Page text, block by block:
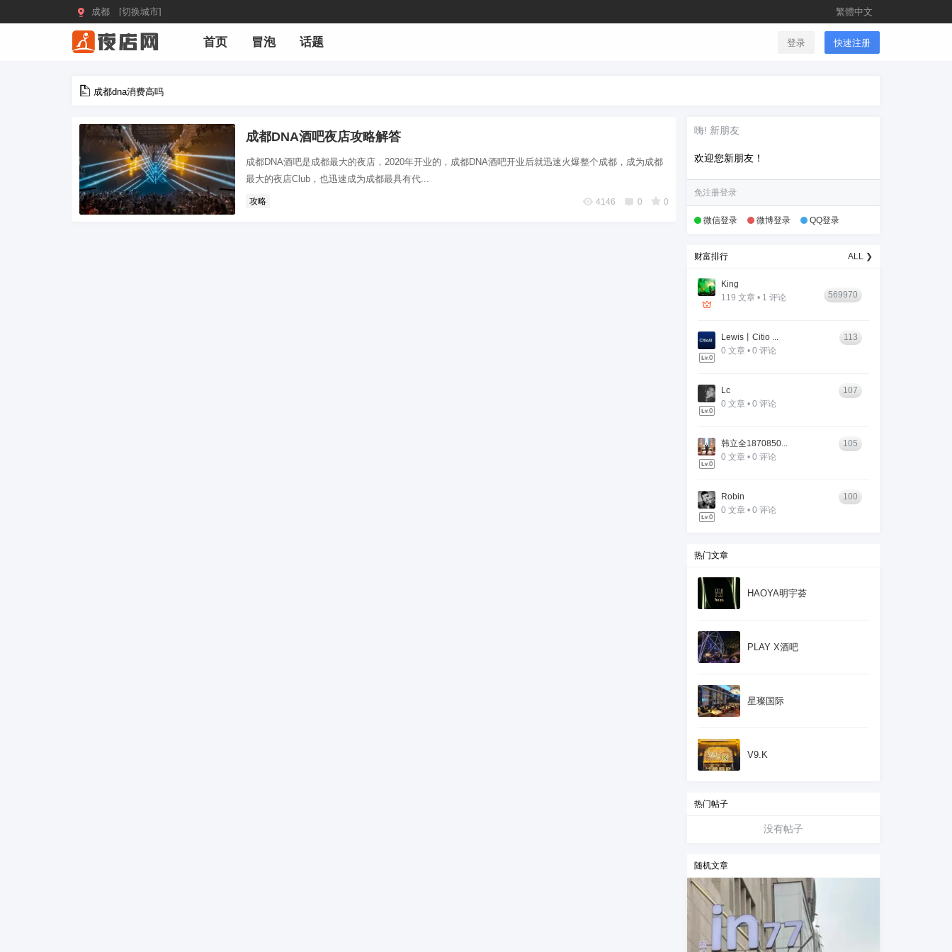
 成都 [切换城市] 繁體中文
首页 冒泡 话题 登录 快速注册
成都dna消费高吗
成都DNA酒吧夜店攻略解答
成都DNA酒吧是成都最大的夜店，2020年开业的，成都DNA酒吧开业后就迅速火爆整个成都，成为成都
最大的夜店Club，也迅速成为成都最具有代...
攻略 4146 0 0
嗨! 新朋友
欢迎您新朋友！
免注册登录
微信登录 微博登录 QQ登录
财富排行 ALL ❯
King
119 文章 • 1 评论
569970
Lewis丨Citio ...
0 文章 • 0 评论
113
Lc
0 文章 • 0 评论
107
韩立全1870850...
0 文章 • 0 评论
105
Robin
0 文章 • 0 评论
100
热门文章
HAOYA明宇荟
PLAY X酒吧
星璨国际
V9.K
热门帖子
没有帖子
随机文章